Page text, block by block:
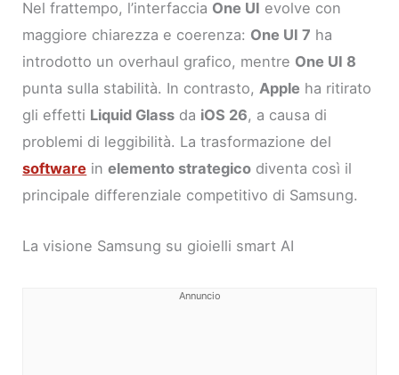
Nel frattempo, l’interfaccia One UI evolve con
maggiore chiarezza e coerenza: One UI 7 ha
introdotto un overhaul grafico, mentre One UI 8
punta sulla stabilità. In contrasto,Apple ha ritirato
gli effetti Liquid Glass da iOS 26, a causa di
problemi di leggibilità. La trasformazione del
software inelemento strategico diventa così il
principale differenziale competitivo di Samsung.
La visione Samsung su gioielli smart AI
Annuncio